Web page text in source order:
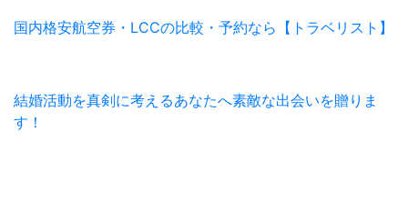
国内格安航空券・LCCの比較・予約なら【トラベリスト】
結婚活動を真剣に考えるあなたへ素敵な出会いを贈りま
す！